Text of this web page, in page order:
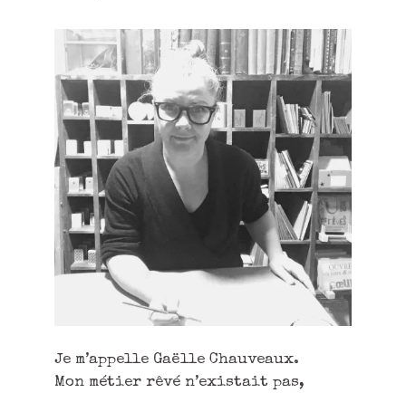
Je m’appelle Gaëlle Chauveaux.
Mon métier rêvé n’existait pas,